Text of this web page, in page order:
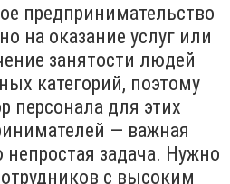
предпринимательство
на оказание услуг или
занятости людей
категорий, поэтому
персонала для этих
— важная
непростая задача. Нужно
с высоким